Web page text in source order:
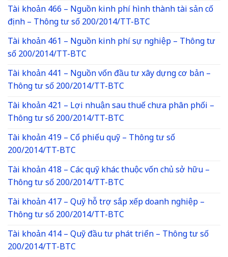
Tài khoản 466 – Nguồn kinh phí hình thành tài sản cố
định – Thông tư số 200/2014/TT-BTC
Tài khoản 461 – Nguồn kinh phí sự nghiệp – Thông tư
số 200/2014/TT-BTC
Tài khoản 441 – Nguồn vốn đầu tư xây dựng cơ bản –
Thông tư số 200/2014/TT-BTC
Tài khoản 421 – Lợi nhuận sau thuế chưa phân phối –
Thông tư số 200/2014/TT-BTC
Tài khoản 419 – Cổ phiếu quỹ – Thông tư số
200/2014/TT-BTC
Tài khoản 418 – Các quỹ khác thuộc vốn chủ sở hữu –
Thông tư số 200/2014/TT-BTC
Tài khoản 417 – Quỹ hỗ trợ sắp xếp doanh nghiệp –
Thông tư số 200/2014/TT-BTC
Tài khoản 414 – Quỹ đầu tư phát triển – Thông tư số
200/2014/TT-BTC